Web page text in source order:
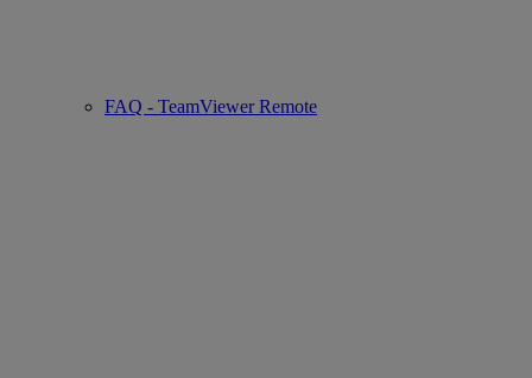
FAQ - TeamViewer Remote